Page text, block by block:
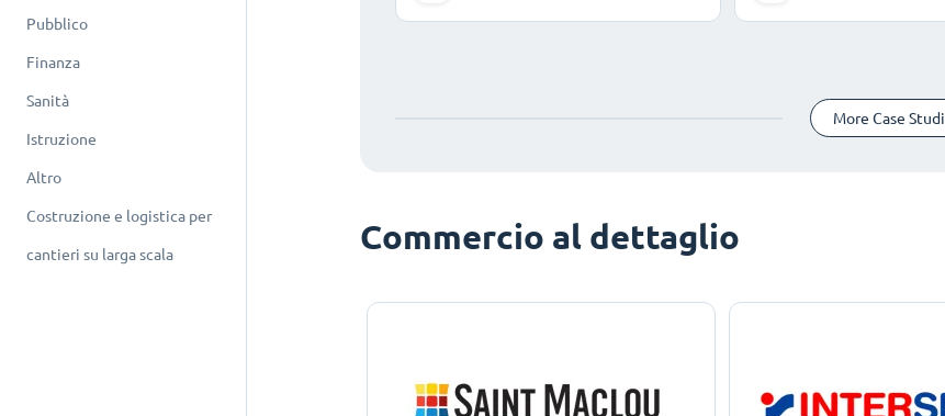
Pubblico
Finanza
Sanità
Istruzione
Altro
Costruzione e logistica per
cantieri su larga scala
More Case
Commercio al dettaglio